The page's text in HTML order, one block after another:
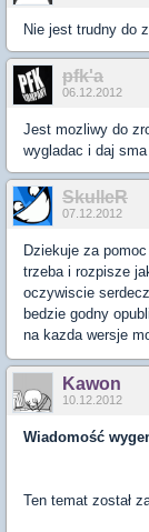
Nie jest trudny do
pfk'a
06.12.2012
Jest mozliwy do
wygladac i daj
SkulleR
07.12.2012
Dziekuje za
trzeba i rozpisze
oczywiscie
bedzie godny
na kazda wersje
Kawon
10.12.2012
Wiadomość
Ten temat został